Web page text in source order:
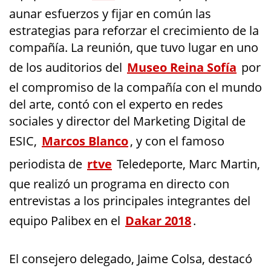
aunar esfuerzos y fijar en común las
estrategias para reforzar el crecimiento de la
compañía. La reunión, que tuvo lugar en uno
de los auditorios del Museo Reina Sofía por
el compromiso de la compañía con el mundo
del arte, contó con el experto en redes
sociales y director del Marketing Digital de
ESIC, Marcos Blanco, y con el famoso
periodista de rtve Teledeporte, Marc Martin,
que realizó un programa en directo con
entrevistas a los principales integrantes del
equipo Palibex en el Dakar 2018.
El consejero delegado, Jaime Colsa, destacó